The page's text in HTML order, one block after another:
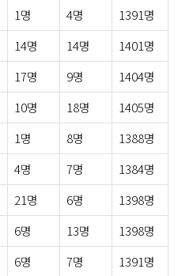
1명 4명
1391명
14명 14명
1401명
17명 9명
1404명
10명 18명
1405명
1명 8명
1388명
4명 7명
1384명
21명 6명
1398명
6명 13명
1398명
6명 7명
1391명